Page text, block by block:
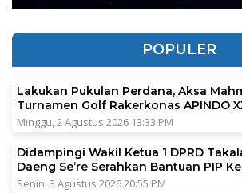
POPULER
Lakukan Pukulan Perdana, Aksa
Turnamen Golf Rakerkonas APINDO
Minggu, 2 Agustus 2026 13:33 PM
Didampingi Wakil Ketua 1 DPRD
Daeng Se’re Serahkan Bantuan PIP
Senin, 3 Agustus 2026 20:55 PM